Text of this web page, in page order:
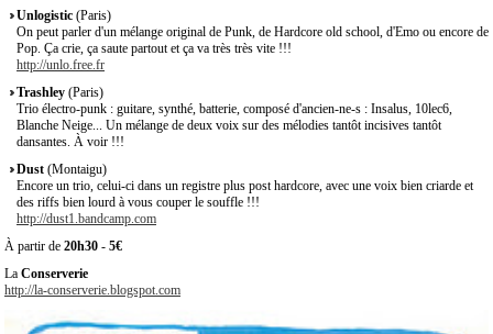
Tous
les
évènements
à
venir
Annoncer
un
évènement
À
Unlogistic (Paris)
On peut parler d'un mélange original de Punk, de Hardcore old school, d'Emo ou encore de
Pop. Ça crie, ça saute partout et ça va très très vite !!!
http://unlo.free.fr
Trashley (Paris)
Trio électro-punk : guitare, synthé, batterie, composé d'ancien-ne-s : Insalus, 10lec6,
Blanche Neige... Un mélange de deux voix sur des mélodies tantôt incisives tantôt
dansantes. À voir !!!
Dust (Montaigu)
Encore un trio, celui-ci dans un registre plus post hardcore, avec une voix bien criarde et
des riffs bien lourd à vous couper le souffle !!!
http://dust1.bandcamp.com
À partir de 20h30 - 5€
La Conserverie
http://la-conserverie.blogspot.com